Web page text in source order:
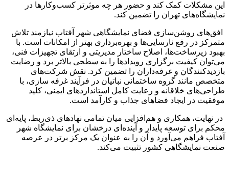
این مشکلات کمک کند و حضور هر چه موثرتر کسب‌وکارها در
نمایشگاه‌های تهران را تضمین کند.
افق‌های روشن‌سازی فضای نمایشگاهی شهر آفتاب نیازمند تلاش
متمرکز در رفع نارسایی‌ها و بهره‌برداری بهتر از امکانات است. با
بهبود زیرساخت‌ها، اصلاح ساختار مدیریتی و ارتقای تجهیزات فنی،
می‌توان کیفیت برگزاری رویدادها را به سطحی بالاتر برد و رضایت
بازدیدکنندگان و غرفه‌داران را تضمین کرد. نقش شرکت‌های
متخصص مانند گروه ساختمانی نباتیان در فرآیند غرفه سازی، با
طراحی‌های خلاقانه و رعایت کامل استانداردهای ایمنی، کلید
موفقیت در ایجاد فضاهای جذاب و کارآمد است.
در نهایت، همکاری و هم‌افزایی میان تمامی نهادهای ذی‌ربط، پایه‌ای
محکم برای توسعه پایدار و آینده‌ای درخشان برای نمایشگاه شهر
آفتاب فراهم می‌آورد و آن را به عنوان یک مرکز برتر در عرصه
صنعت نمایشگاهی کشور تثبیت می‌کند.